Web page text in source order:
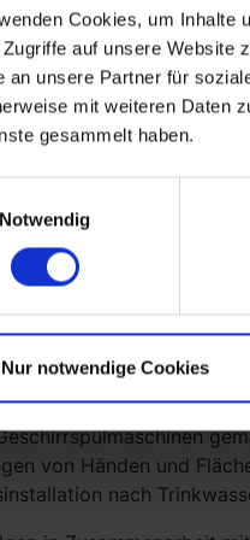
Cookies, um Inhalte
Zugriffe auf unsere Website
an unsere Partner für
mit weiteren Daten
gesammelt haben.
Notwendig
Nur notwendige Cookies
Erfahrung als
Vorgaben praxisnah
einer praxisnahen und
um ein
nach
mittels
und
von Händen und
nach